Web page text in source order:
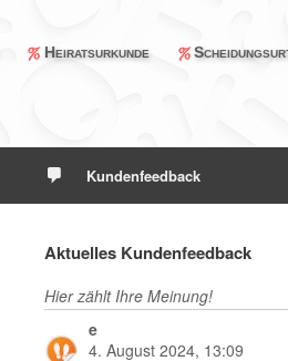
Heiratsurkunde
Kundenfeedback
Aktuelles Kundenfeedback
Hier zählt Ihre Meinung!
e
4. August 2024, 13:09